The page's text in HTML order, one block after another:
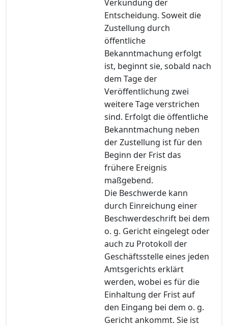
Verkündung der
Entscheidung. Soweit die
Zustellung durch
öffentliche
Bekanntmachung erfolgt
ist, beginnt sie, sobald nach
dem Tage der
Veröffentlichung zwei
weitere Tage verstrichen
sind. Erfolgt die öffentliche
Bekanntmachung neben
der Zustellung ist für den
Beginn der Frist das
frühere Ereignis
maßgebend.
Die Beschwerde kann
durch Einreichung einer
Beschwerdeschrift bei dem
o. g. Gericht eingelegt oder
auch zu Protokoll der
Geschäftsstelle eines jeden
Amtsgerichts erklärt
werden, wobei es für die
Einhaltung der Frist auf
den Eingang bei dem o. g.
Gericht ankommt. Sie ist